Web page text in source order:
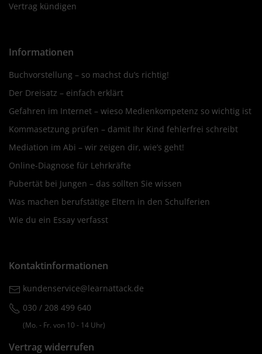
Vertrag kündigen
Informationen
Buchvorstellung – so machst du’s richtig!
Der Dreisatz – einfach erklärt
Gefahren im Internet – wieso Medienkompetenz so wichtig ist
Kommasetzung prüfen – damit Ihr Kind fehlerfrei schreibt
Mediation im Abi – wir zeigen dir, wie’s geht!
Online-Diagnose für Lehrkräfte
Pubertät bei Jungen – das sollten Sie wissen
Was machen berufstätige Eltern in den Schulferien
Wie du ein Essay verfasst
Kontaktinformationen
kundenservice@learnattack.de
030 / 208 499 640
(Mo. ‐ Fr. von 10 ‐ 14 Uhr)
Vertrag widerrufen